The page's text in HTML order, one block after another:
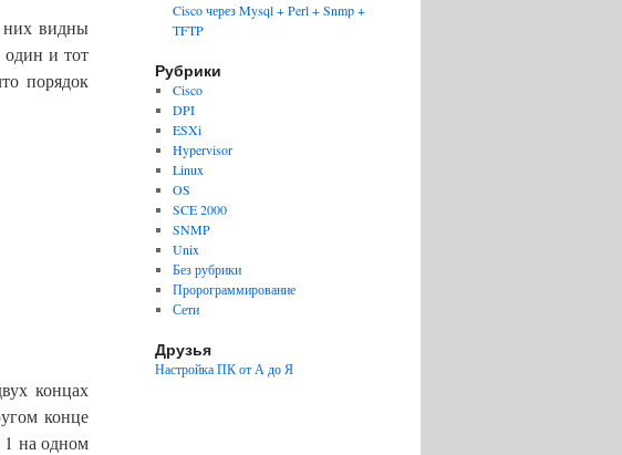
них видны
и тот
порядок
концах
конце
1 на одном
Cisco через Mysql + Perl + Snmp +
TFTP
Рубрики
Cisco
DPI
ESXi
Hypervisor
Linux
OS
SCE 2000
SNMP
Unix
Без рубрики
Пророграммирование
Сети
Друзья
Настройка ПК от А до Я